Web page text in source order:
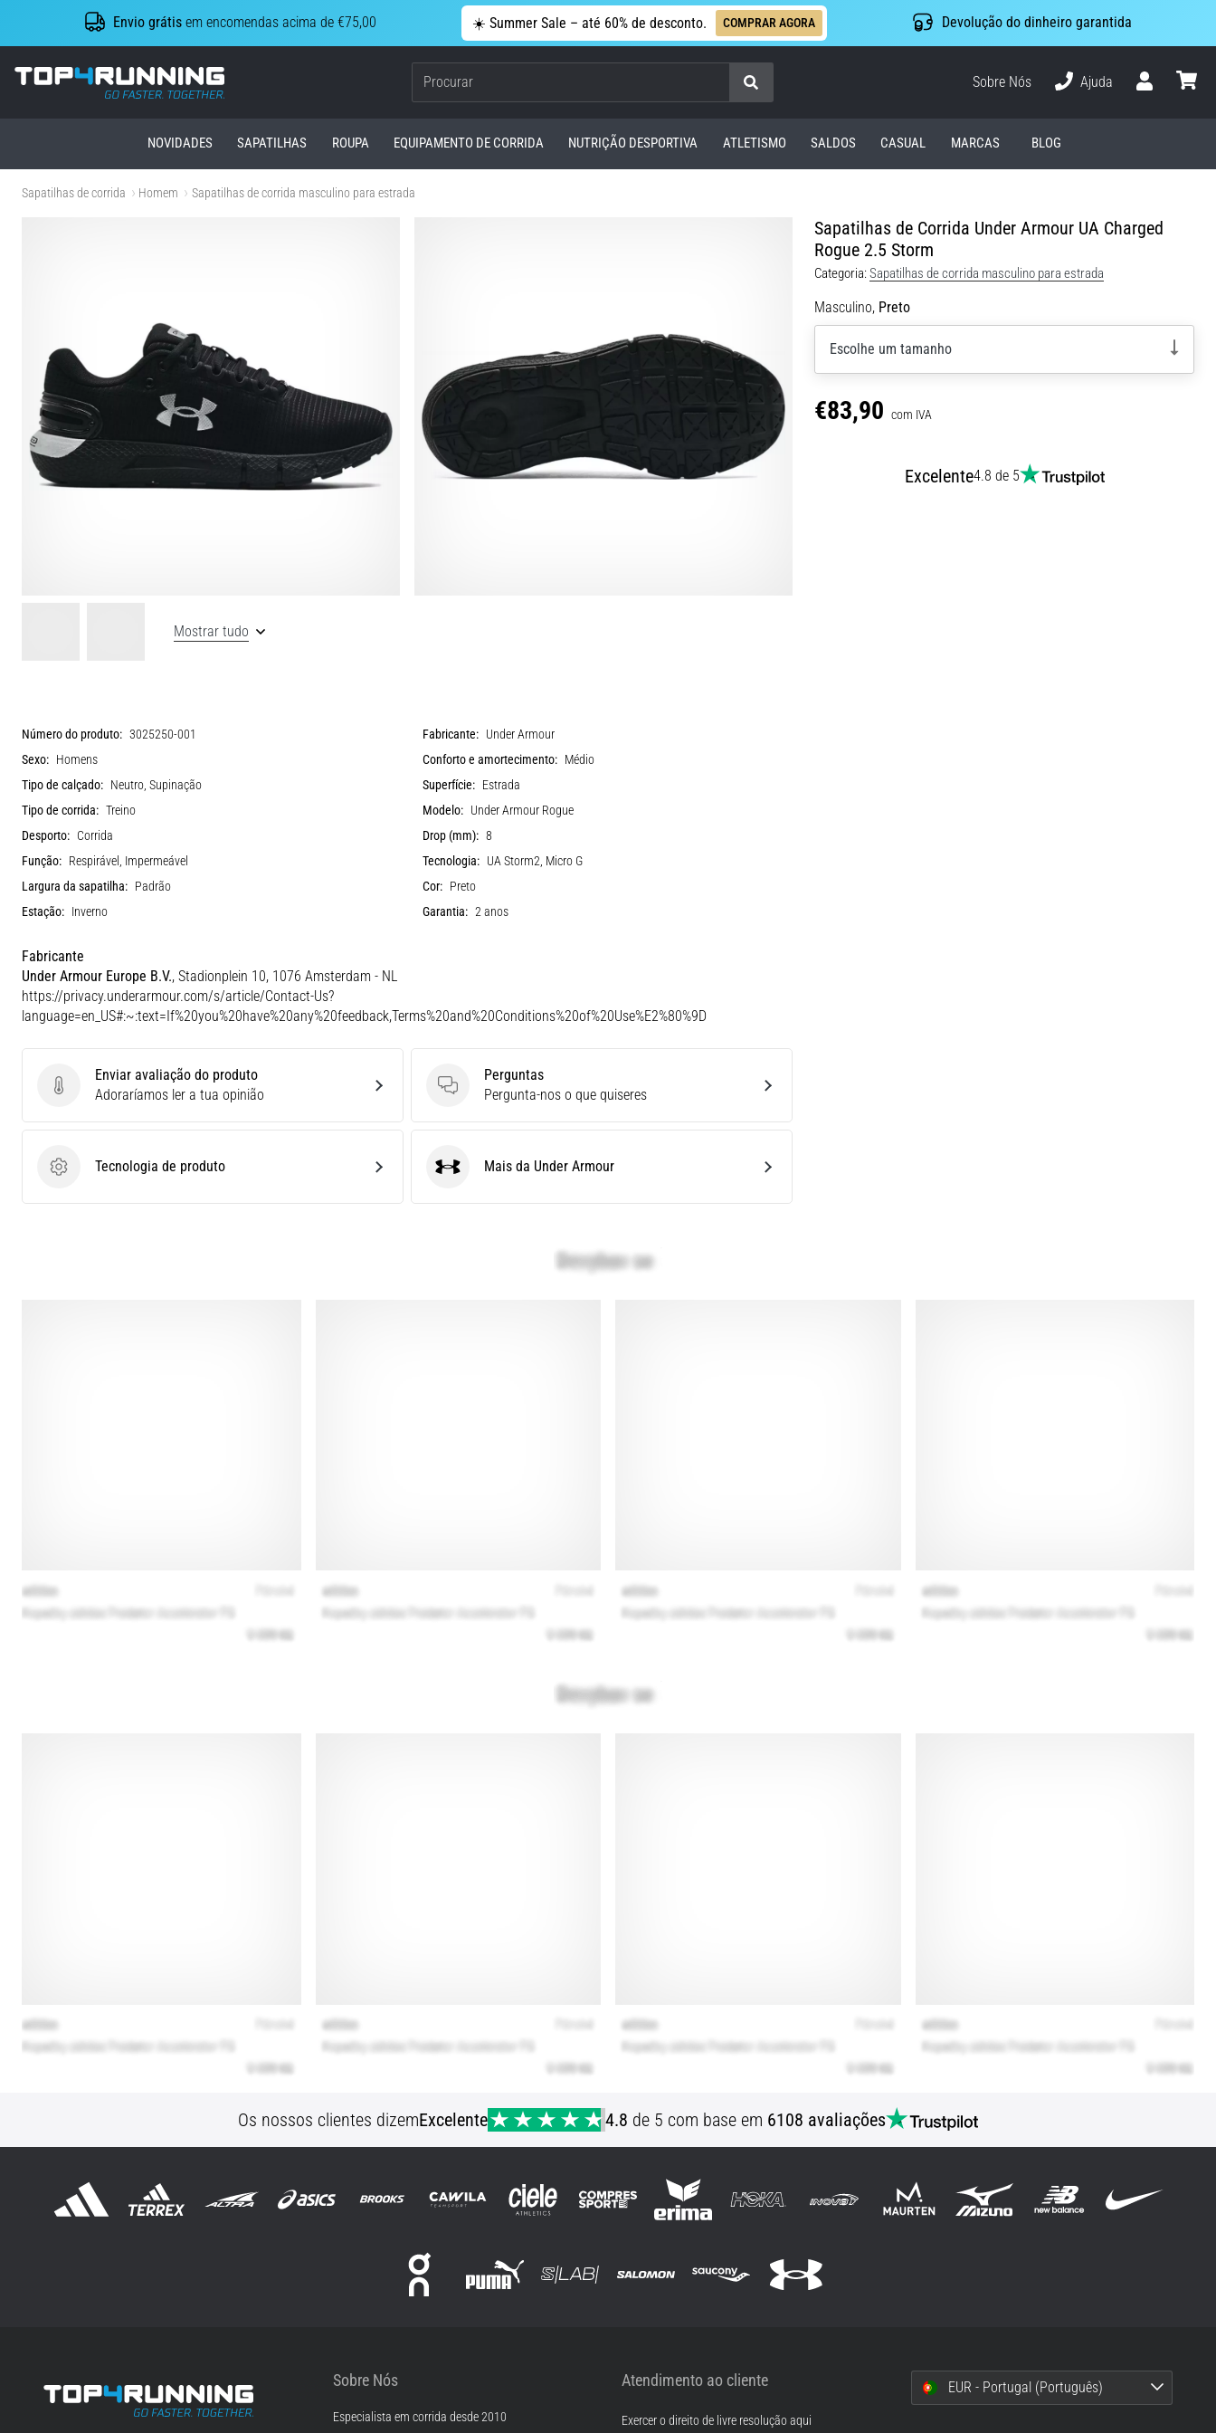
Envio grátis em encomendas acima de €75,00 ☀️ Summer Sale – até 60% de desconto. COMPRAR AGORA Devolução do dinheiro garantida
Top4Running.pt
Procurar
Sobre Nós
Ajuda
NOVIDADES SAPATILHAS ROUPA EQUIPAMENTO DE CORRIDA NUTRIÇÃO DESPORTIVA ATLETISMO SALDOS CASUAL MARCAS BLOG
Sapatilhas de corrida Homem Sapatilhas de corrida masculino para estrada
Sapatilhas de Corrida Under Armour UA Charged
Rogue 2.5 Storm
Categoria:Sapatilhas de corrida masculino para estrada
Masculino, Preto
Escolhe um tamanho
€83,90 com IVA
Excelente4.8 de 5
Mostrar tudo
Número do produto: 3025250-001 Fabricante: Under Armour
Sexo: Homens Conforto e amortecimento: Médio
Tipo de calçado: Neutro, Supinação Superfície: Estrada
Tipo de corrida: Treino Modelo: Under Armour Rogue
Desporto: Corrida Drop (mm): 8
Função: Respirável, Impermeável Tecnologia: UA Storm2, Micro G
Largura da sapatilha: Padrão Cor: Preto
Estação: Inverno Garantia: 2 anos
Fabricante
Under Armour Europe B.V., Stadionplein 10, 1076 Amsterdam - NL
https://privacy.underarmour.com/s/article/Contact-Us?
language=en_US#:~:text=If%20you%20have%20any%20feedback,Terms%20and%20Conditions%20of%20Use%E2%80%9D
Enviar avaliação do produto
Enviar avaliação do produto
Adoraríamos ler a tua opinião
Perguntas
Perguntas
Pergunta-nos o que quiseres
Tecnologia de produto
Tecnologia de produto Under ArmourMais da Under Armour
Os nossos clientes dizemExcelente 4.8 de 5 com base em 6108 avaliações
Sobre Nós
Especialista em corrida desde 2010
Atendimento ao cliente
Exercer o direito de livre resolução aqui
EUR - Portugal (Português)